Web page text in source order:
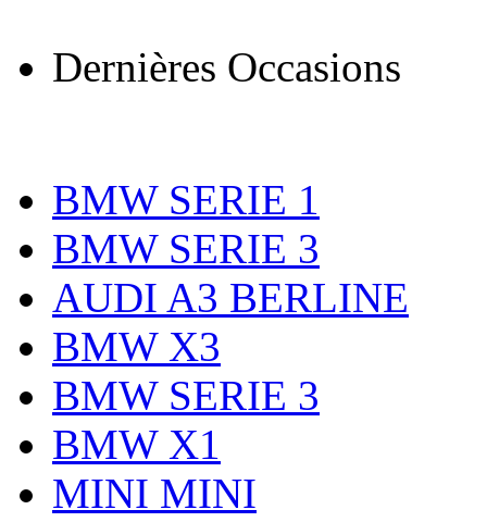
Dernières Occasions
BMW SERIE 1
BMW SERIE 3
AUDI A3 BERLINE
BMW X3
BMW SERIE 3
BMW X1
MINI MINI